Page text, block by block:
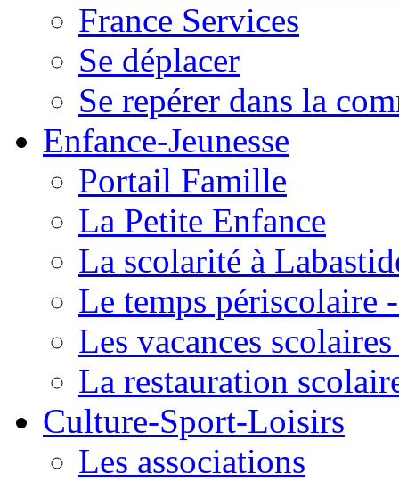
France Services
Se déplacer
Se repérer dans la
Enfance-Jeunesse
Portail Famille
La Petite Enfance
La scolarité à
Le temps périscolaire
Les vacances
La restauration
Culture-Sport-Loisirs
Les associations